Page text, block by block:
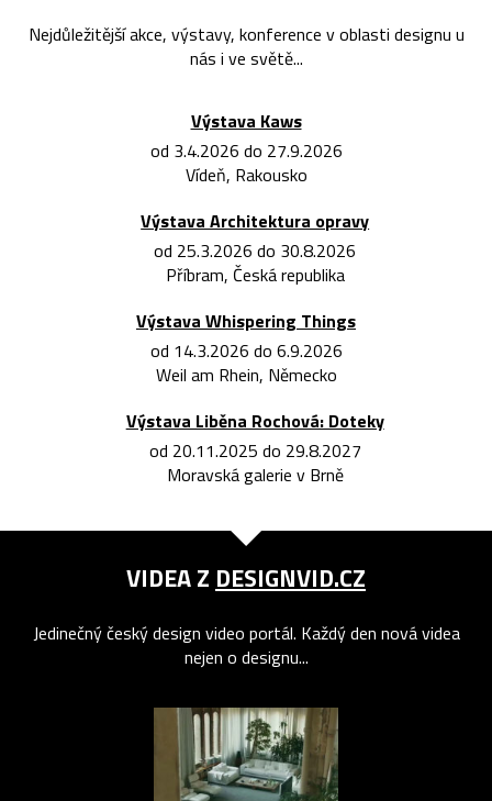
Nejdůležitější akce, výstavy, konference v oblasti designu u
nás i ve světě...
Výstava Kaws
od 3.4.2026 do 27.9.2026
Vídeň, Rakousko
Výstava Architektura opravy
od 25.3.2026 do 30.8.2026
Příbram, Česká republika
Výstava Whispering Things
od 14.3.2026 do 6.9.2026
Weil am Rhein, Německo
Výstava Liběna Rochová: Doteky
od 20.11.2025 do 29.8.2027
Moravská galerie v Brně
VIDEA Z DESIGNVID.CZ
Jedinečný český design video portál. Každý den nová videa
nejen o designu...